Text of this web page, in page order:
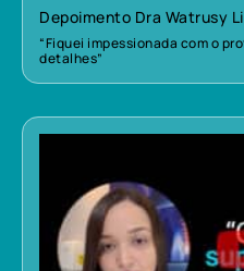
Depoimento Dra Watrusy
“Fiquei impessionada com o
detalhes”